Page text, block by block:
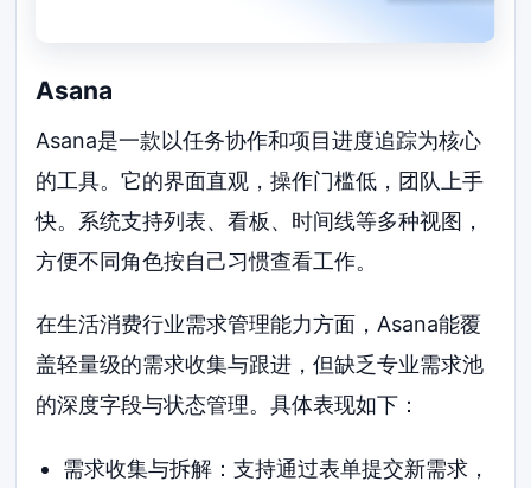
Asana
Asana是一款以任务协作和项目进度追踪为核心
的工具。它的界面直观，操作门槛低，团队上手
快。系统支持列表、看板、时间线等多种视图，
方便不同角色按自己习惯查看工作。
在生活消费行业需求管理能力方面，Asana能覆
盖轻量级的需求收集与跟进，但缺乏专业需求池
的深度字段与状态管理。具体表现如下：
需求收集与拆解：支持通过表单提交新需求，